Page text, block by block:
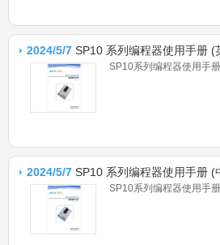
2024/5/7 SP10 系列编程器使用手册 (
SP10系列编程器使用手
2024/5/7 SP10 系列编程器使用手册 (
SP10系列编程器使用手